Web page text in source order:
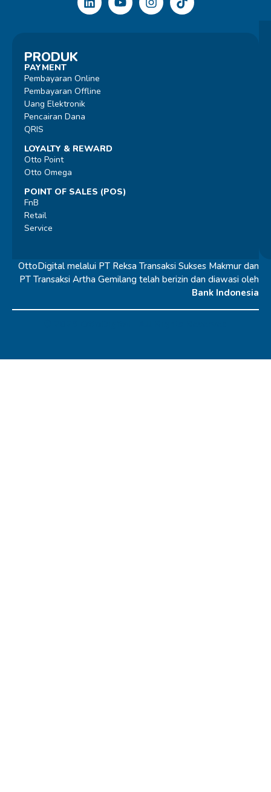
PRODUK
PAYMENT
Pembayaran Online
Pembayaran Offline
Uang Elektronik
Pencairan Dana
QRIS
LOYALTY & REWARD
Otto Point
Otto Omega
POINT OF SALES (POS)
FnB
Retail
Service
OttoDigital melalui PT Reksa Transaksi Sukses Makmur dan
PT Transaksi Artha Gemilang telah berizin dan diawasi oleh
Bank Indonesia